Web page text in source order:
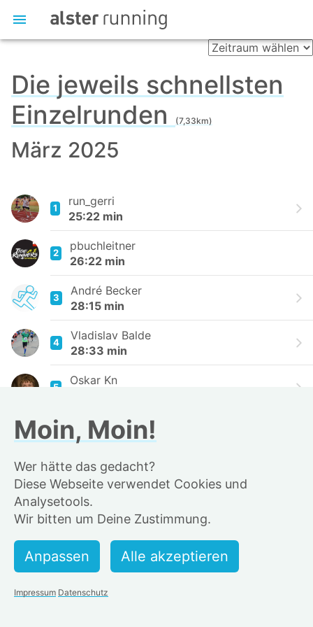
Die jeweils schnellsten
Einzelrunden
(7,33km)
März 2025
1
run_gerri
25:22 min
2
pbuchleitner
26:22 min
3
André Becker
28:15 min
4
Vladislav Balde
28:33 min
5
Oskar Kn
Jannis Beckermann
28:53 min
Dennis Früchtenicht
29:01 min
8
Alinz
9
Rainer
29:18 min
Moin, Moin!
Wer hätte das gedacht?
Diese Webseite verwendet Cookies und
Analysetools.
Wir bitten um Deine Zustimmung.
Impressum Datenschutz